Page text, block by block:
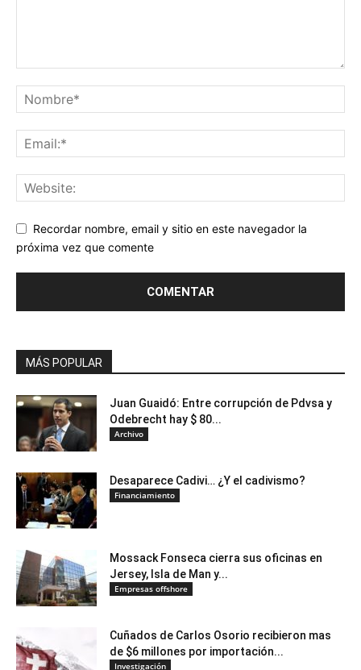
Recordar nombre, email y sitio en este navegador la
próxima vez que comente
MÁS POPULAR
Juan Guaidó: Entre corrupción de Pdvsa y
Odebrecht hay $ 80...
Archivo
Desaparece Cadivi… ¿Y el cadivismo?
Financiamiento
Mossack Fonseca cierra sus oficinas en
Jersey, Isla de Man y...
Empresas offshore
Cuñados de Carlos Osorio recibieron mas
de $6 millones por importación...
Investigación